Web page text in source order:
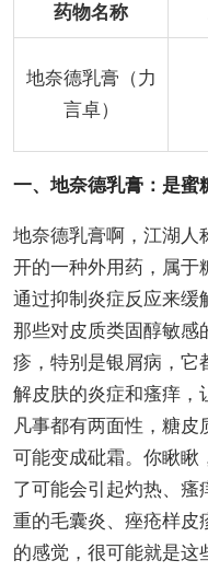
药物名称
地奈德乳膏（力
言卓）
一、地奈德乳膏：是蜜
地奈德乳膏啊，江湖人
开的一种外用药，属于
通过抑制炎症反应来缓
那些对皮质类固醇敏感
疹，特别是银屑病，它
解皮肤的炎症和瘙痒，
凡事都有两面性，糖
可能变成砒霜。你瞅瞅
了可能会引起灼热、瘙
重的毛囊炎、痤疮样皮
的感觉，很可能就是这